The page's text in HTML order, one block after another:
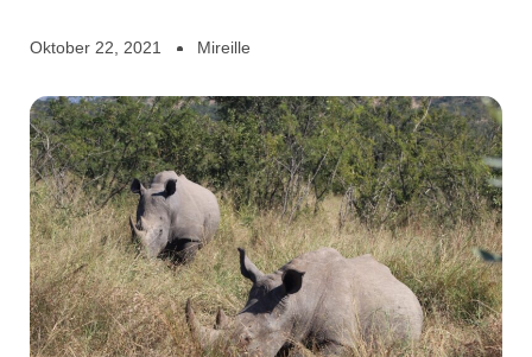
Oktober 22, 2021 Mireille